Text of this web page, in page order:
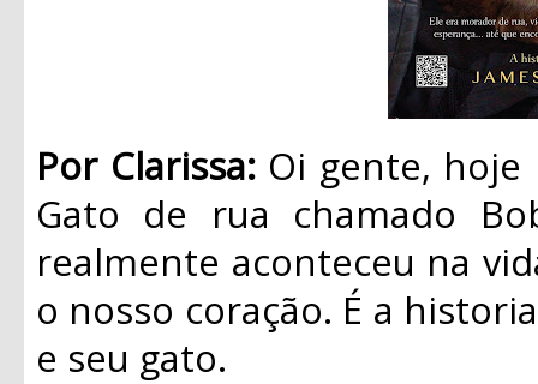
Por Clarissa: Oi gente, hoje
Gato de rua chamado
realmente aconteceu na
o nosso coração. É a
e seu gato.